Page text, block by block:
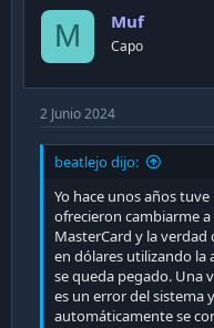
o
n
M Muf
Capo
2 Junio 2024
beatlejo dijo:
Yo hace unos años
ofrecieron cambiarme
MasterCard y la
en dólares utilizando la
se queda pegado. Una
es un error del sistema
automáticamente se